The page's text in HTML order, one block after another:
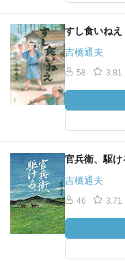
すし食いねえ
吉橋通夫
58 3.81
官兵衛、駆け
吉橋通夫
46 3.71